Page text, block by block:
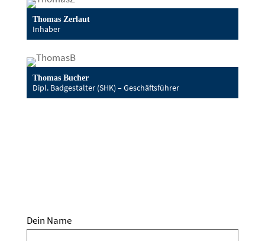
Thomas Zerlaut
Inhaber
Thomas Bucher
Dipl. Badgestalter (SHK) – Geschäftsführer
Dein Name